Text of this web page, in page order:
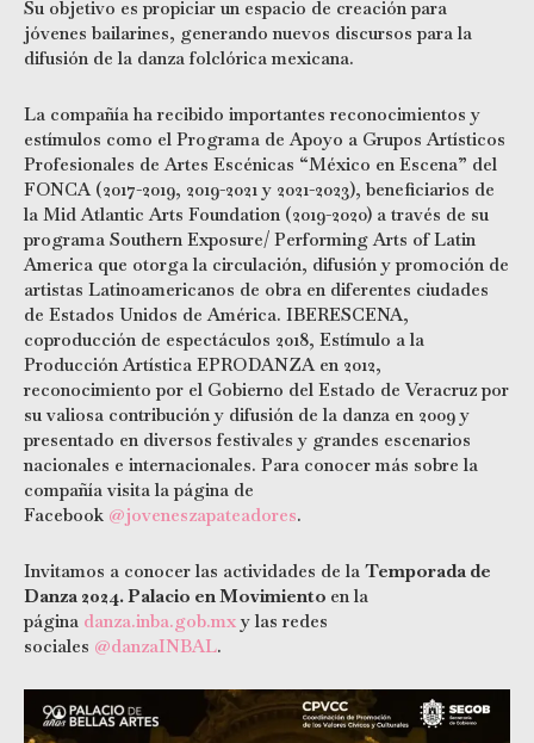
Su objetivo es propiciar un espacio de creación para
jóvenes bailarines, generando nuevos discursos para la
difusión de la danza folclórica mexicana.
La compañía ha recibido importantes reconocimientos y
estímulos como el Programa de Apoyo a Grupos Artísticos
Profesionales de Artes Escénicas “México en Escena” del
FONCA (2017-2019, 2019-2021 y 2021-2023), beneficiarios de
la Mid Atlantic Arts Foundation (2019-2020) a través de su
programa Southern Exposure/ Performing Arts of Latin
America que otorga la circulación, difusión y promoción de
artistas Latinoamericanos de obra en diferentes ciudades
de Estados Unidos de América. IBERESCENA,
coproducción de espectáculos 2018, Estímulo a la
Producción Artística EPRODANZA en 2012,
reconocimiento por el Gobierno del Estado de Veracruz por
su valiosa contribución y difusión de la danza en 2009 y
presentado en diversos festivales y grandes escenarios
nacionales e internacionales. Para conocer más sobre la
compañía visita la página de
Facebook @joveneszapateadores.
Invitamos a conocer las actividades de la Temporada de
Danza 2024. Palacio en Movimiento en la
página danza.inba.gob.mx y las redes
sociales @danzaINBAL.